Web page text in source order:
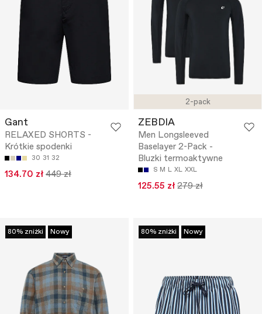
Gant
RELAXED SHORTS -
Krótkie spodenki
30 31 32
134.70 zł 449 zł
2-pack
ZEBDIA
Men Longsleeved
Baselayer 2-Pack -
Bluzki termoaktywne
S M L XL XXL
125.55 zł 279 zł
80% zniżki Nowy 80% zniżki Nowy